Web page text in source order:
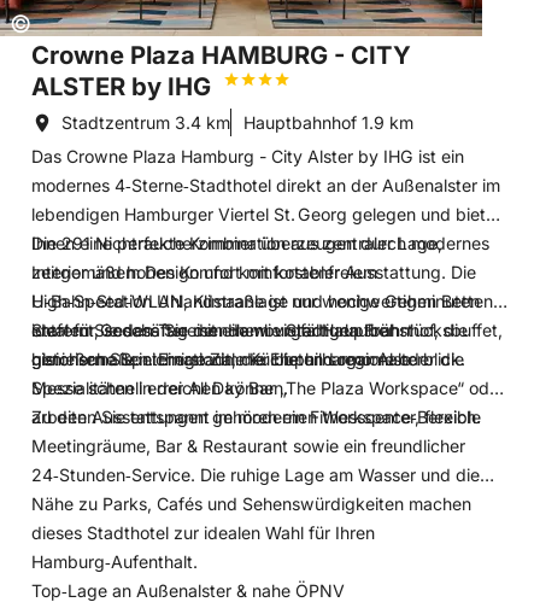
Sie von hier den Hamburger Hauptbahnhof und die Altstadt.
Der Jungfernstieg, der Hafen und die Hamburgische
Staatsoper sind zu Fuß erreichbar.
- ehemaliger Wasserturm in Parklage im Schanzenviertel
- Restaurant, Bar, Fitness & Sauna, gute ÖPNV-Anbindung
Copyright:
©
Crowne Plaza HAMBURG - CITY
ALSTER by IHG
Stadtzentrum 3.4 km Hauptbahnhof 1.9 km
Das Crowne Plaza Hamburg - City Alster by IHG ist ein
modernes 4‑Sterne‑Stadthotel direkt an der Außenalster im
lebendigen Hamburger Viertel St. Georg gelegen und bietet
Ihnen eine perfekte Kombination aus zentraler Lage,
zeitgemäßem Design und komfortabler Ausstattung. Die
U‑Bahn‑Station Uhlandstraße ist nur wenige Gehminuten
entfernt, sodass Sie den Hamburger Hauptbahnhof, die
historische Speicherstadt, die Elbphilharmonie oder die
Messe schnell erreichen können.
Die 291 Nichtraucherzimmer überzeugen durch modernes
Interior und hohen Komfort mit kostenfreiem
High‑Speed‑WLAN, Klimaanlage und hochwertigen Betten,
ideal für Geschäftsreisende wie Stadturlauber
gleichermaßen. Einige Zimmer bieten sogar Alsterblick.
Starten Sie den Tag mit einem vielfältigen Frühstücksbuffet,
genießen Sie internationale Küche und regionale
Spezialitäten in der All Day Bar „The Plaza Workspace“ oder
arbeiten Sie entspannt im modernen Workspace‑Bereich.
Zu den Ausstattungen gehören ein Fitnesscenter, flexible
Meetingräume, Bar & Restaurant sowie ein freundlicher
24‑Stunden‑Service. Die ruhige Lage am Wasser und die
Nähe zu Parks, Cafés und Sehenswürdigkeiten machen
dieses Stadthotel zur idealen Wahl für Ihren
Hamburg‑Aufenthalt.
Top‑Lage an Außenalster & nahe ÖPNV